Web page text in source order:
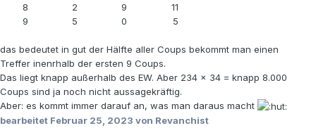
8
2 9
11
9
5 0 5
das bedeutet in gut der Hälfte aller Coups bekommt man einen
Treffer inenrhalb der ersten 9 Coups.
Das liegt knapp außerhalb des EW. Aber 234 x 34 = knapp 8.000
Coups sind ja noch nicht aussagekräftig.
Aber: es kommt immer darauf an, was man daraus macht
bearbeitet Februar 25, 2023 von Revanchist